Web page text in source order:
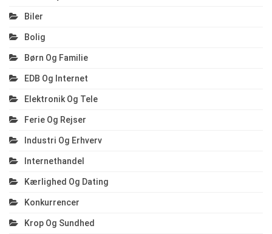
Biler
Bolig
Børn Og Familie
EDB Og Internet
Elektronik Og Tele
Ferie Og Rejser
Industri Og Erhverv
Internethandel
Kærlighed Og Dating
Konkurrencer
Krop Og Sundhed